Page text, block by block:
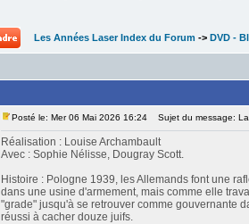
Les Années Laser Index du Forum -> DVD -
Posté le: Mer 06 Mai 2026 16:24 Sujet du message:
Réalisation : Louise Archambault
Avec : Sophie Nélisse, Dougray Scott.
Histoire : Pologne 1939, les Allemands font une
dans une usine d'armement, mais comme elle
"grade" jusqu'à se retrouver comme gouvernante
réussi à cacher douze juifs.